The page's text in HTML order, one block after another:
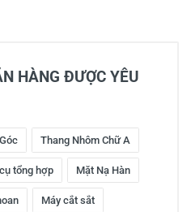
HÀNG ĐƯỢC YÊU
Thang Nhôm Chữ A
tổng hợp Mặt Nạ Hàn
Máy cắt sắt